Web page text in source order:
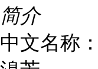
简介
中文名称